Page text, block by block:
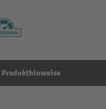
Produkthinweise